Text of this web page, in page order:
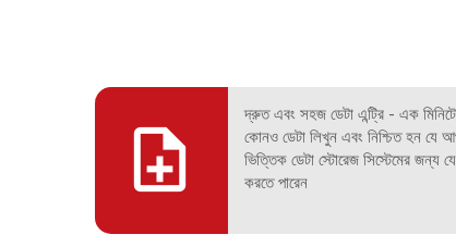
দ্রুত এবং সহজ ডেটা এন্ট্রি - এক
কোনও ডেটা লিখুন এবং নিশ্চিত হন যে
ভিত্তিক ডেটা স্টোরেজ সিস্টেমের জন্য
করতে পারেন